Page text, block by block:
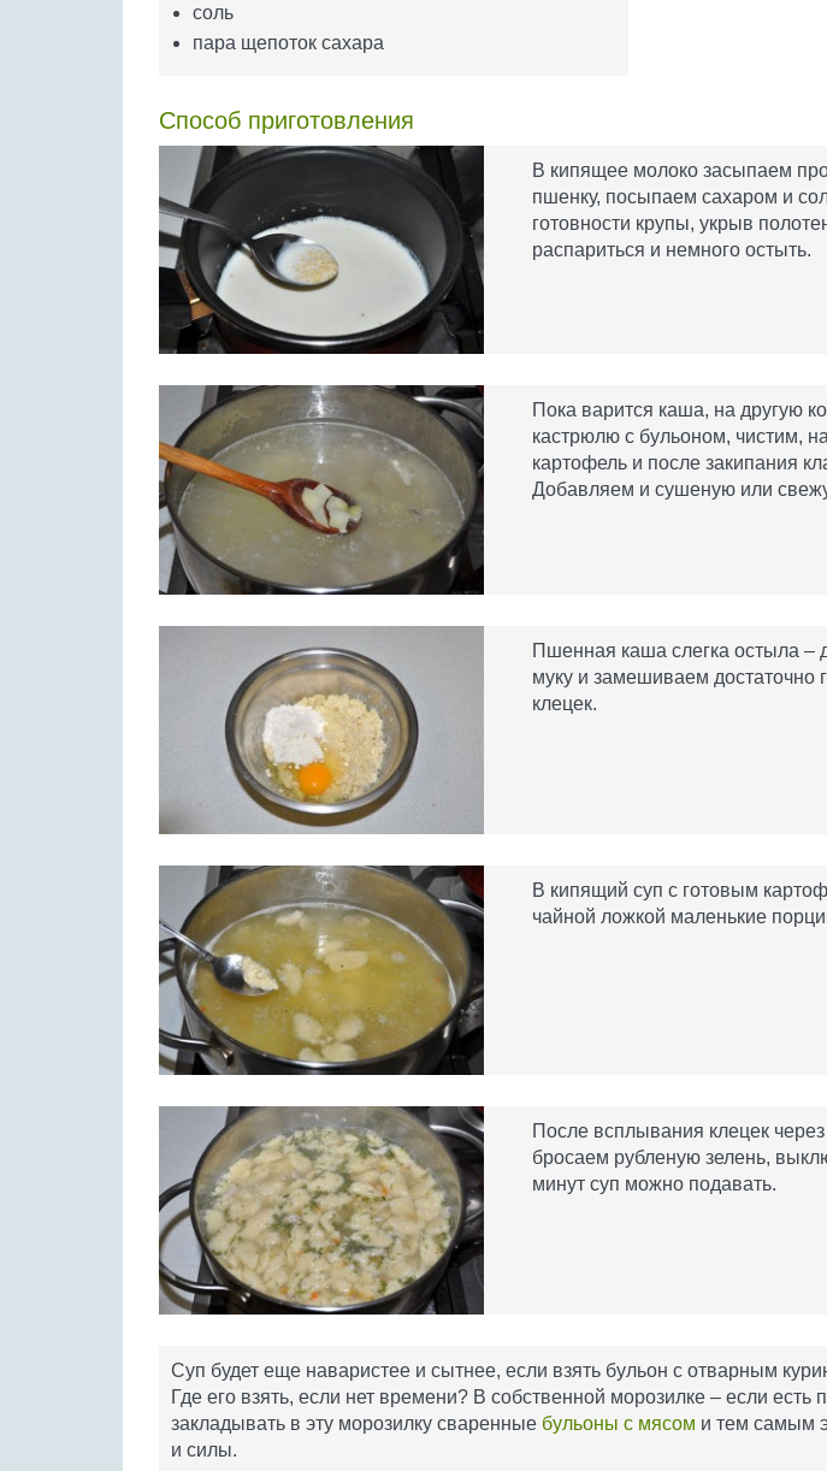
соль
пара щепоток сахара
Способ приготовления
В кипящее молоко засыпаем
пшенку, посыпаем сахаром и
готовности крупы, укрыв
распариться и немного остыть.
Пока варится каша, на другую
кастрюлю с бульоном, чистим,
картофель и после закипания
Добавляем и сушеную или
Пшенная каша слегка остыла –
муку и замешиваем достаточно
клецек.
В кипящий суп с готовым
чайной ложкой маленькие
После всплывания клецек
бросаем рубленую зелень,
минут суп можно подавать.
Суп будет еще наваристее и сытнее, если взять бульон с отварным
Где его взять, если нет времени? В собственной морозилке – если есть
закладывать в эту морозилку сваренные бульоны с мясом и тем самым
и силы.